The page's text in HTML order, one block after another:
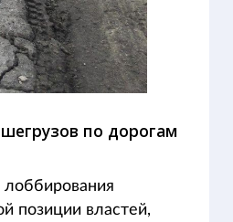
по дорогам
позиции властей,